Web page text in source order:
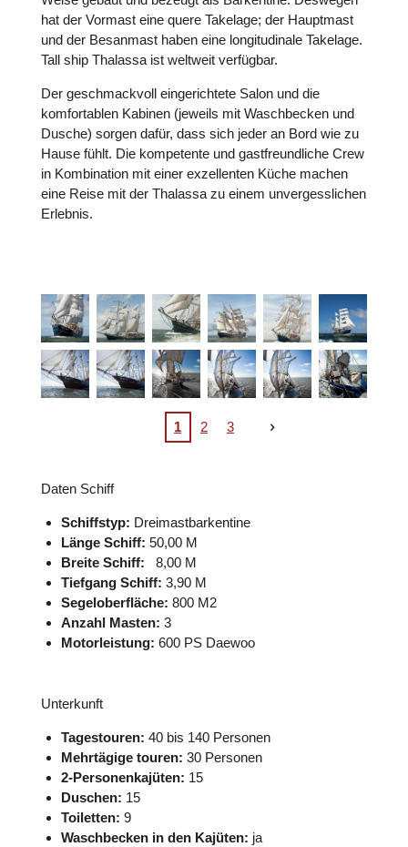
hat der Vormast eine quere Takelage; der Hauptmast
und der Besanmast haben eine longitudinale Takelage.
Tall ship Thalassa ist weltweit verfügbar.
Der geschmackvoll eingerichtete Salon und die
komfortablen Kabinen (jeweils mit Waschbecken und
Dusche) sorgen dafür, dass sich jeder an Bord wie zu
Hause fühlt. Die kompetente und gastfreundliche Crew
in Kombination mit einer exzellenten Küche machen
eine Reise mit der Thalassa zu einem unvergesslichen
Erlebnis.
1 2 3
Daten Schiff
Schiffstyp: Dreimastbarkentine
Länge Schiff: 50,00 M
Breite Schiff: 8,00 M
Tiefgang Schiff: 3,90 M
Segeloberfläche: 800 M2
Anzahl Masten: 3
Motorleistung: 600 PS Daewoo
Unterkunft
Tagestouren: 40 bis 140 Personen
Mehrtägige touren: 30 Personen
2-Personenkajüten: 15
Duschen: 15
Toiletten: 9
Waschbecken in den Kajüten: ja